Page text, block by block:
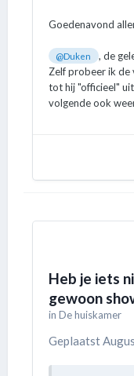
Goedenavond
@Duken
, de
Zelf probeer ik de
tot hij "officieel"
volgende ook
Heb je iets
gewoon
in De huiskamer
Geplaatst